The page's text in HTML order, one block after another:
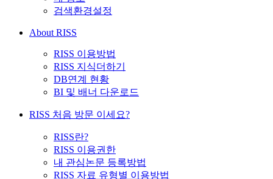
검색환경설정
About RISS
RISS 이용방법
RISS 지식더하기
DB연계 현황
BI 및 배너 다운로드
RISS 처음 방문 이세요?
RISS란?
RISS 이용권한
내 관심논문 등록방법
RISS 자료 유형별 이용방법